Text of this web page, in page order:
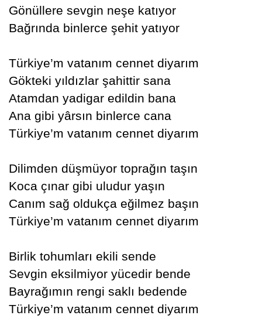
Gönüllere sevgin neşe katıyor
Bağrında binlerce şehit yatıyor
Türkiye’m vatanım cennet diyarım
Gökteki yıldızlar şahittir sana
Atamdan yadigar edildin bana
Ana gibi yârsın binlerce cana
Türkiye’m vatanım cennet diyarım
Dilimden düşmüyor toprağın taşın
Koca çınar gibi uludur yaşın
Canım sağ oldukça eğilmez başın
Türkiye’m vatanım cennet diyarım
Birlik tohumları ekili sende
Sevgin eksilmiyor yücedir bende
Bayrağımın rengi saklı bedende
Türkiye’m vatanım cennet diyarım